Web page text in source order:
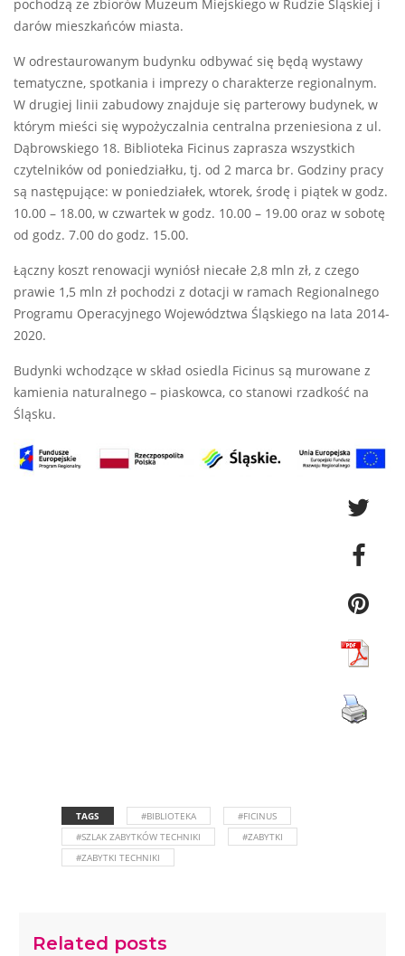
pochodzą ze zbiorów Muzeum Miejskiego w Rudzie Śląskiej i
darów mieszkańców miasta.
W odrestaurowanym budynku odbywać się będą wystawy
tematyczne, spotkania i imprezy o charakterze regionalnym.
W drugiej linii zabudowy znajduje się parterowy budynek, w
którym mieści się wypożyczalnia centralna przeniesiona z ul.
Dąbrowskiego 18. Biblioteka Ficinus zaprasza wszystkich
czytelników od poniedziałku, tj. od 2 marca br. Godziny pracy
są następujące: w poniedziałek, wtorek, środę i piątek w godz.
10.00 – 18.00, w czwartek w godz. 10.00 – 19.00 oraz w sobotę
od godz. 7.00 do godz. 15.00.
Łączny koszt renowacji wyniósł niecałe 2,8 mln zł, z czego
prawie 1,5 mln zł pochodzi z dotacji w ramach Regionalnego
Programu Operacyjnego Województwa Śląskiego na lata 2014-
2020.
Budynki wchodzące w skład osiedla Ficinus są murowane z
kamienia naturalnego – piaskowca, co stanowi rzadkość na
Śląsku.
TAGS #BIBLIOTEKA
#FICINUS
#SZLAK ZABYTKÓW TECHNIKI
#ZABYTKI
#ZABYTKI TECHNIKI
Related posts